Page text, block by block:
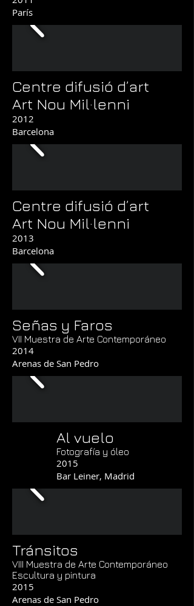
París
Centre difusió d’art
Art Nou Mil·lenni
2012
Barcelona
Centre difusió d’art
Art Nou Mil·lenni
2013
Barcelona
Señas y Faros
VII Muestra de Arte Contemporáneo
2014
Arenas de San Pedro
Al vuelo
Fotografía y óleo
2015
Bar Leiner, Madrid
Tránsitos
VIII Muestra de Arte Contemporáneo
Escultura y pintura
2015
Arenas de San Pedro